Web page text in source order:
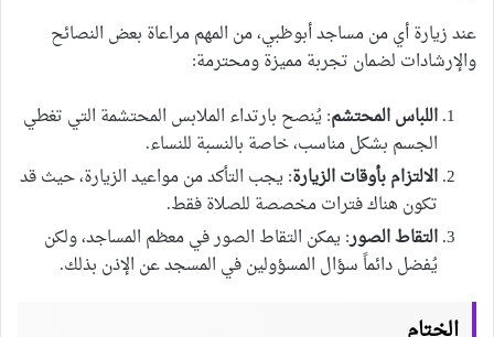
عند زيارة أي من مساجد أبوظبي، من المهم مراعاة بعض النصائح
والإرشادات لضمان تجربة مميزة ومحترمة:
اللباس المحتشم: يُنصح بارتداء الملابس المحتشمة التي تغطي
الجسم بشكل مناسب، خاصة بالنسبة للنساء.
الالتزام بأوقات الزيارة: يجب التأكد من مواعيد الزيارة، حيث قد
تكون هناك فترات مخصصة للصلاة فقط.
التقاط الصور: يمكن التقاط الصور في معظم المساجد، ولكن
يُفضل دائماً سؤال المسؤولين في المسجد عن الإذن بذلك.